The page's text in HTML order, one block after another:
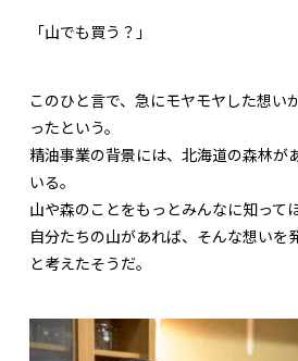
「山でも買う？」
このひと言で、急にモヤモヤした想い
ったという。
精油事業の背景には、北海道の森林が
いる。
山や森のことをもっとみんなに知って
自分たちの山があれば、そんな想いを
と考えたそうだ。